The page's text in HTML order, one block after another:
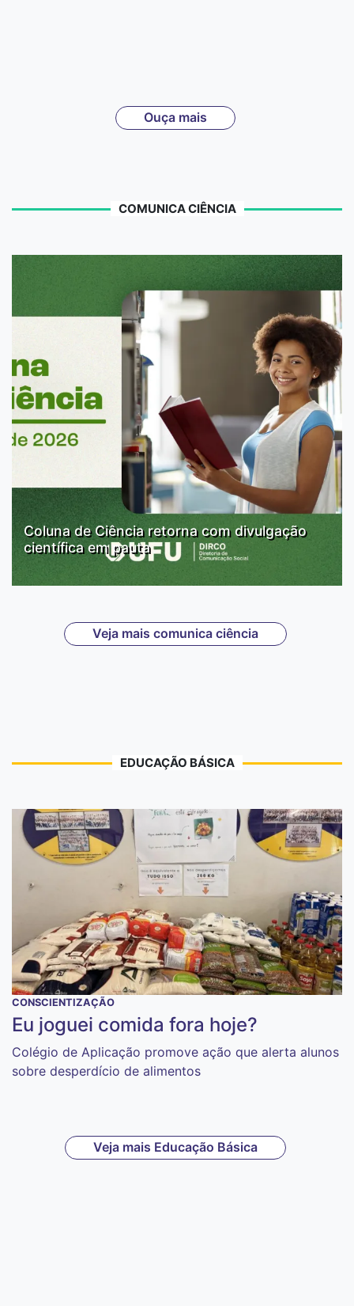
Ouça mais
COMUNICA CIÊNCIA
Coluna de Ciência retorna com divulgação
científica em pauta
Veja mais comunica ciência
EDUCAÇÃO BÁSICA
CONSCIENTIZAÇÃO
Eu joguei comida fora hoje?
Colégio de Aplicação promove ação que alerta alunos
sobre desperdício de alimentos
Veja mais Educação Básica